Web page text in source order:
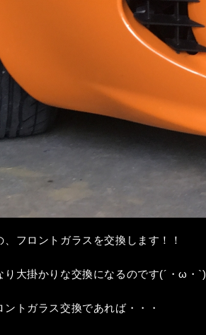
、フロントガラスを交換します！！
り大掛かりな交換になるのです(´・ω・`)
ントガラス交換であれば・・・